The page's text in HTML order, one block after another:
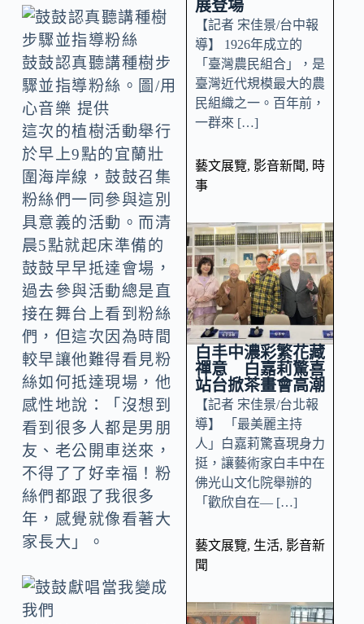
鼓鼓認真聽講種樹步
驟並指導粉絲。圖/用
心音樂 提供
這次的植樹活動舉行
於早上9點的宜蘭壯
圍海岸線，鼓鼓召集
粉絲們一同參與這別
具意義的活動。而清
晨5點就起床準備的
鼓鼓早早抵達會場，
過去參與活動總是直
接在舞台上看到粉絲
們，但這次因為時間
較早讓他難得看見粉
絲如何抵達現場，他
感性地說：「沒想到
看到很多人都是男朋
友、老公開車送來，
不得了了好幸福！粉
絲們都跟了我很多
年，感覺就像看著大
家長大」。
展登場
【記者 宋佳景/台中報
導】 1926年成立的
「臺灣農民組合」，是
臺灣近代規模最大的農
民組織之一。百年前，
一群來 […]
藝文展覽, 影音新聞, 時
事
白丰中濃彩繁花藏
禪意 白嘉莉驚喜
站台掀茶畫會高潮
【記者 宋佳景/台北報
導】 「最美麗主持
人」白嘉莉驚喜現身力
挺，讓藝術家白丰中在
佛光山文化院舉辦的
「歡欣自在— […]
藝文展覽, 生活, 影音新
聞